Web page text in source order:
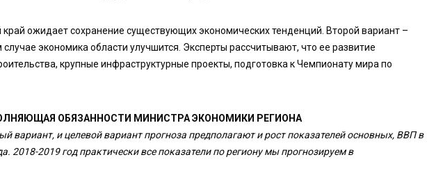
ожидает сохранение существующих экономических тенденций. Второй вариант –
экономика области улучшится. Эксперты рассчитывают, что ее развитие
крупные инфраструктурные проекты, подготовка к Чемпионату мира по
ОБЯЗАННОСТИ МИНИСТРА ЭКОНОМИКИ РЕГИОНА
вариант, и целевой вариант прогноза предполагают и рост показателей основных, ВВП в
2018-2019 год практически все показатели по региону мы прогнозируем в